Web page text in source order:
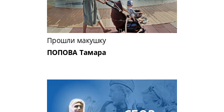
Прошли макушку
ПОПОВА Тамара